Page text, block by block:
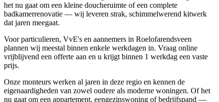
het nu gaat om een kleine doucheruimte of een complete
badkamerrenovatie — wij leveren strak, schimmelwerend kitwerk
dat jaren meegaat.
Voor particulieren, VvE's en aannemers in Roelofarendsveen
plannen wij meestal binnen enkele werkdagen in. Vraag online
vrijblijvend een offerte aan en u krijgt binnen 1 werkdag een vaste
prijs.
Onze monteurs werken al jaren in deze regio en kennen de
eigenaardigheden van zowel oudere als moderne woningen. Of het
nu gaat om een appartement, eengezinswoning of bedrijfspand —